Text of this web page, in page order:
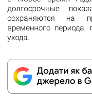
долгосрочные
сохраняются на
временного периода,
ухода.